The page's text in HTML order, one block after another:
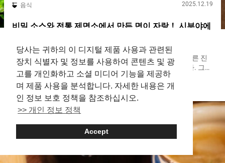
당사는 귀하의 이 디지털 제품 사용과 관련된
장치 식별자 및 정보를 사용하여 콘텐츠 및 광
고를 개인화하고 소셜 미디어 기능을 제공하
며 제품 사용을 분석합니다. 자세한 내용은 개
인 정보 보호 정책을 참조하십시오.
>> 개인 정보 정책
Accept
음식 2025.12.19
비밀 소스와 전통 제면소에서 만든 면이 자랑！ 시부야에
아부라소바는 국물이 없는 라멘의 일종입니다. 라멘과는 다른 진
한 소스를 면에 잘 섞어 면 자체의 맛을 즐기는 스타일입니다. 그
중에서도 『도쿄 아부라구미 소혼텐（Tokyo Aburagumi
Souhonten）』은 일본 전국은 물론 해외까지 매장을 전개하는 일
본에서도 손꼽히는 아부라소바 전문점입니다. 각지에 팬을 보유한
인기 체인입니다. 이번에는, 『도쿄 아부라구미 소혼텐 시부야구
미（Tokyo Aburagumi Souhonten Shibuya）』에서 인기의 비밀
을 탐구합니다. 도쿄유조미소혼텐 외관 시부야역 남쪽 출구에서
도보 약 ３분, C２출구에서는 더 가까운 １분 거리입니다. 유난히
눈에 띄는 아부라소바의 네온 사인이 방문객을 맞이합니다. 매장
내에는 카운터석이 １０석 아부라소바는 일본의 패스트푸드적인
Shibuya Ramen